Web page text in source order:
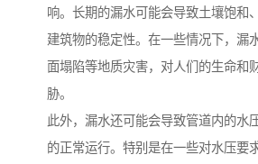
响。长期的漏水可能会导致土壤饱和
建筑物的稳定性。在一些情况下，漏
面塌陷等地质灾害，对人们的生命和
胁。
此外，漏水还可能会导致管道内的水
的正常运行。特别是在一些对水压要